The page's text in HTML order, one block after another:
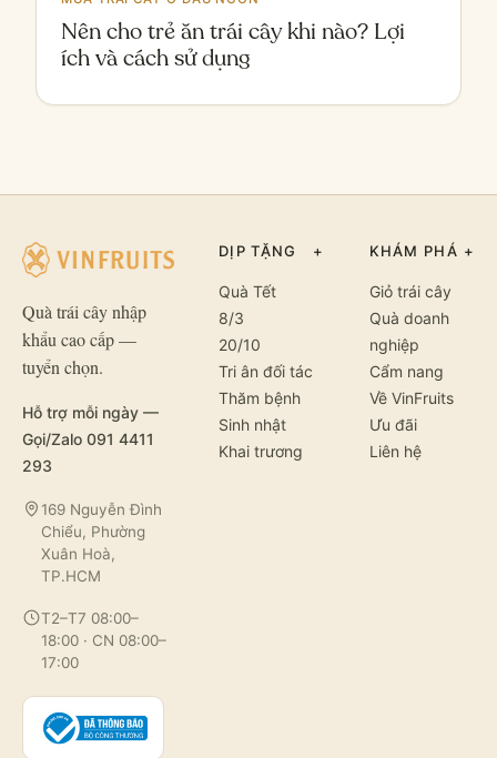
Nên cho trẻ ăn trái cây khi nào? Lợi
ích và cách sử dụng
Quà trái cây nhập
khẩu cao cấp —
tuyển chọn.
Hỗ trợ mỗi ngày —
Gọi/Zalo 091 4411
293
169 Nguyễn Đình
Chiểu, Phường
Xuân Hoà,
TP.HCM
T2–T7 08:00–
18:00 · CN 08:00–
17:00
DỊP TẶNG +
Quà Tết
8/3
20/10
Tri ân đối tác
Thăm bệnh
Sinh nhật
Khai trương
KHÁM PHÁ +
Giỏ trái cây
Quà doanh
nghiệp
Cẩm nang
Về VinFruits
Ưu đãi
Liên hệ